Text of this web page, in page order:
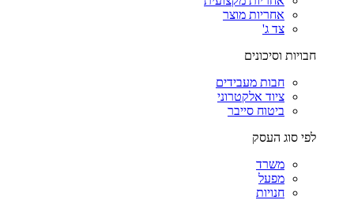
אחריות מוצר
צד ג'
חבויות וסיכונים
חבות מעבידים
ציוד אלקטרוני
ביטוח סייבר
לפי סוג העסק
משרד
מפעל
חנויות